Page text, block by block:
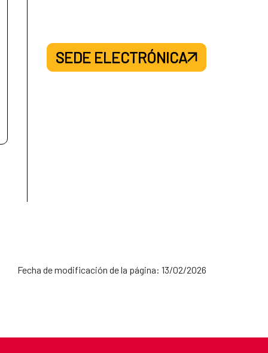
SEDE ELECTRÓNICA
Fecha de modificación de la página: 13/02/2026